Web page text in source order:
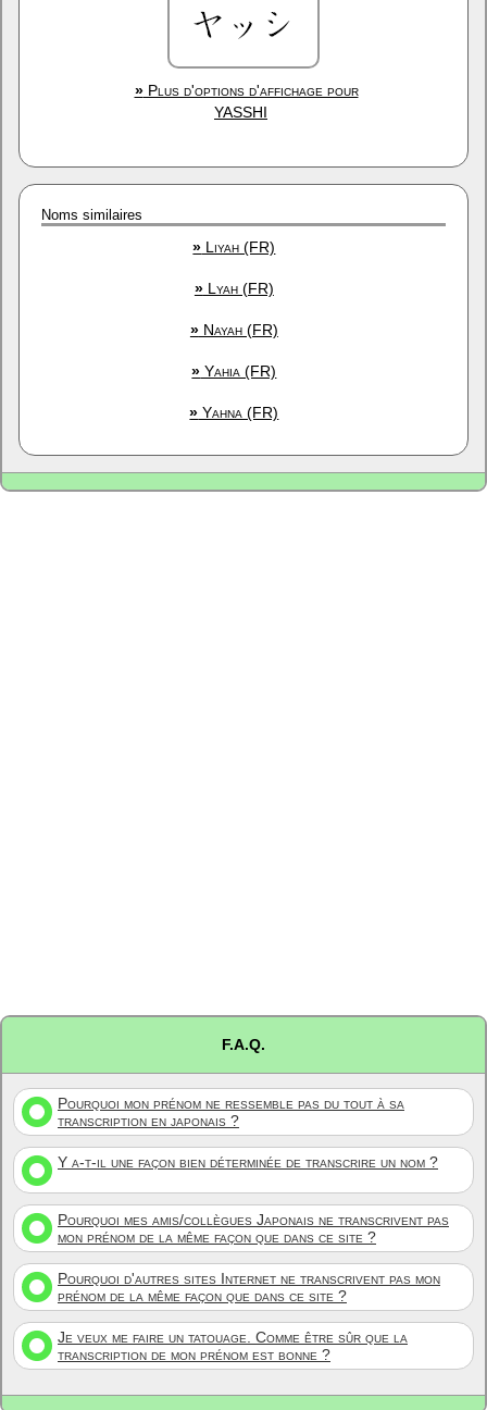
»Plus d'options d'affichage pour
YASSHI
Noms similaires
» Liyah (FR)
»Lyah (FR)
»Nayah (FR)
» Yahia (FR)
» Yahna (FR)
F.A.Q.
Pourquoi mon prénom ne ressemble pas du tout à sa
transcription en japonais ?
Y a-t-il une façon bien déterminée de transcrire un nom ?
Pourquoi mes amis/collègues Japonais ne transcrivent pas
mon prénom de la même façon que dans ce site ?
Pourquoi d'autres sites Internet ne transcrivent pas mon
prénom de la même façon que dans ce site ?
Je veux me faire un tatouage. Comme être sûr que la
transcription de mon prénom est bonne ?